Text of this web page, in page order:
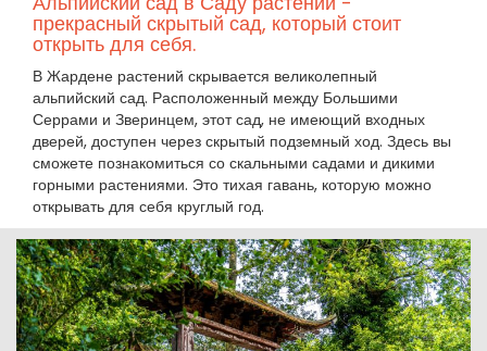
прекрасный скрытый сад, который стоит
открыть для себя.
В Жардене растений скрывается великолепный
альпийский сад. Расположенный между Большими
Серрами и Зверинцем, этот сад, не имеющий входных
дверей, доступен через скрытый подземный ход. Здесь вы
сможете познакомиться со скальными садами и дикими
горными растениями. Это тихая гавань, которую можно
открывать для себя круглый год.